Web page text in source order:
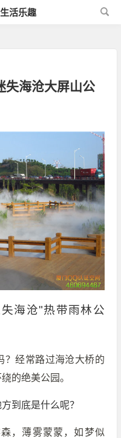
活乐趣
失海沧大屏山公
海沧"热带雨林公
？经常路过海沧大桥的
的绝美公园。
到底是什么呢？
，薄雾蒙蒙，如梦似